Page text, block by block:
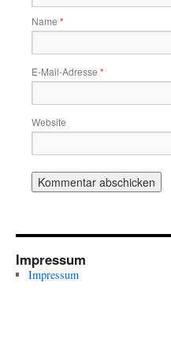
Name *
E-Mail-Adresse *
Website
Impressum
Impressum